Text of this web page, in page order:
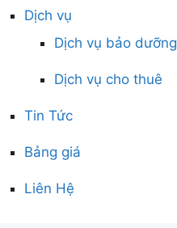
Dịch vụ
Dịch vụ bảo dưỡng
Dịch vụ cho thuê
Tin Tức
Bảng giá
Liên Hệ